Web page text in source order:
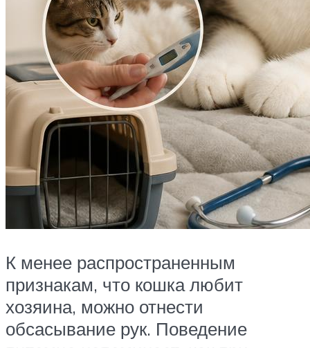
К менее распространенным
признакам, что кошка любит
хозяина, можно отнести
обсасывание рук. Поведение